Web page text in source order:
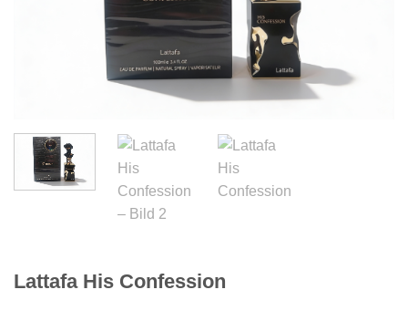
Lattafa His Confession